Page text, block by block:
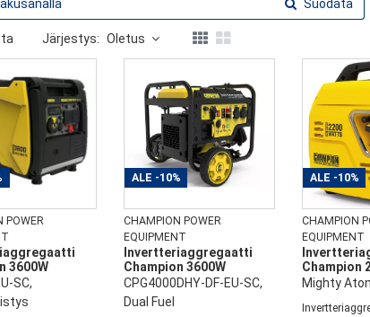
POWER
3600W
SC,
ALE -10%
CHAMPION POWER
EQUIPMENT
Invertteriaggregaatti
Champion 3600W
CPG4000DHY-DF-EU-SC,
Dual Fuel
ALE -10%
CHAMPION
EQUIPMENT
Champion
Mighty
Suodata
Järjestys: Oletus